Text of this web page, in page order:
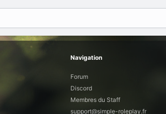
Navigation
Forum
Discord
Membres du Staff
support@simple-roleplay.fr